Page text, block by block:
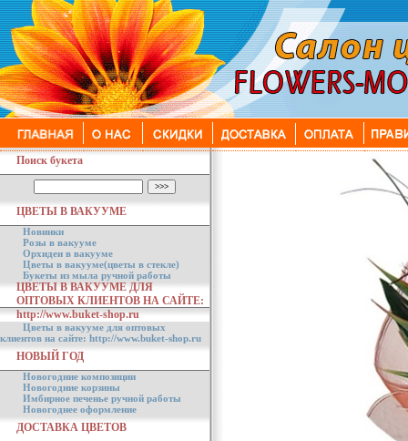
Поиск букета
ЦВЕТЫ В ВАКУУМЕ
Новинки
Розы в вакууме
Орхидеи в вакууме
Цветы в вакууме(цветы в стекле)
Букеты из мыла ручной работы
ЦВЕТЫ В ВАКУУМЕ ДЛЯ
ОПТОВЫХ КЛИЕНТОВ НА САЙТЕ:
http://www.buket-shop.ru
Цветы в вакууме для оптовых
клиентов на сайте: http://www.buket-shop.ru
НОВЫЙ ГОД
Новогодние композиции
Новогодние корзины
Имбирное печенье ручной работы
Новогоднее оформление
ДОСТАВКА ЦВЕТОВ